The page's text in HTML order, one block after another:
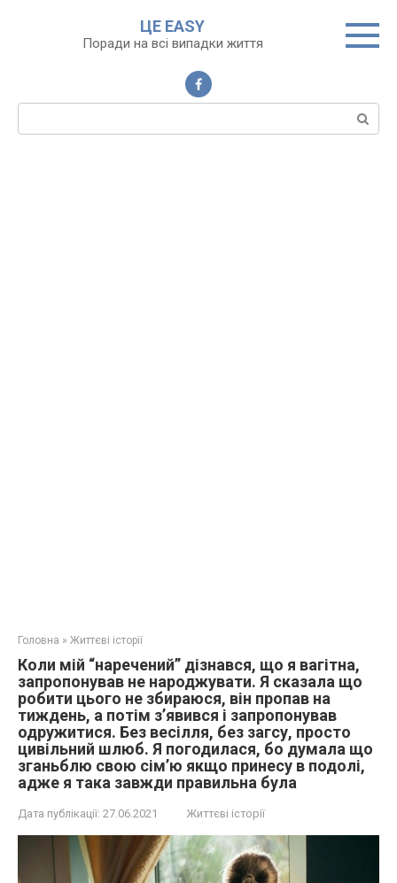
ЦЕ EASY
Поради на всі випадки життя
Пошук:
Головна » Життєві історії
Коли мій “наречений” дізнався, що я вагітна,
запропонував не народжувати. Я сказала що
робити цього не збираюся, він пропав на
тиждень, а потім з’явився і запропонував
одружитися. Без весілля, без загсу, просто
цивільний шлюб. Я погодилася, бо думала що
зганьблю свою сім’ю якщо принесу в подолі,
адже я така завжди правильна була
Дата публікації: 27.06.2021 Життєві історії